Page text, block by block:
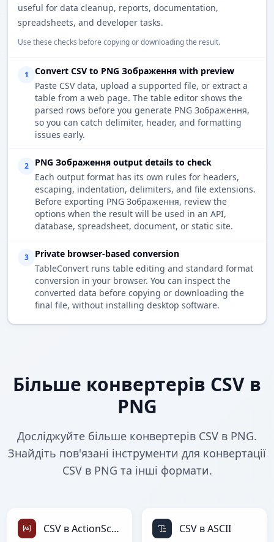
useful for data cleanup, reports, documentation,
spreadsheets, and developer tasks.
Use these checks before copying or downloading the result.
1
Convert CSV to PNG Зображення with preview
Paste CSV data, upload a supported file, or extract a
table from a web page. The table editor shows the
parsed rows before you generate PNG Зображення,
so you can catch delimiter, header, and formatting
issues early.
2
PNG Зображення output details to check
Each output format has its own rules for headers,
escaping, indentation, delimiters, and file extensions.
Before exporting PNG Зображення, review the
options when the result will be used in an API,
database, spreadsheet, document, or static site.
3
Private browser-based conversion
TableConvert runs table editing and standard format
conversion in your browser. You can inspect the
converted data before copying or downloading the
final file, without installing desktop software.
Більше конвертерів CSV в
PNG
Досліджуйте більше конвертерів CSV в PNG.
Знайдіть пов'язані інструменти для конвертації
CSV в PNG та інші формати.
CSV в ActionScript CSV в ASCII